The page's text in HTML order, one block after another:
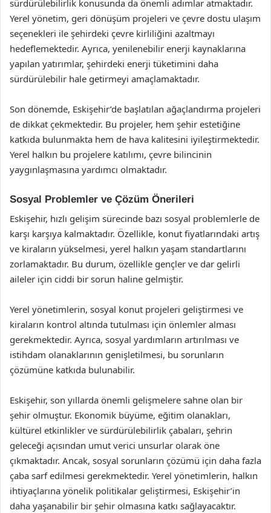
sürdürülebilirlik konusunda da önemli adımlar atmaktadır.
Yerel yönetim, geri dönüşüm projeleri ve çevre dostu ulaşım
seçenekleri ile şehirdeki çevre kirliliğini azaltmayı
hedeflemektedir. Ayrıca, yenilenebilir enerji kaynaklarına
yapılan yatırımlar, şehirdeki enerji tüketimini daha
sürdürülebilir hale getirmeyi amaçlamaktadır.
Son dönemde, Eskişehir’de başlatılan ağaçlandırma projeleri
de dikkat çekmektedir. Bu projeler, hem şehir estetiğine
katkıda bulunmakta hem de hava kalitesini iyileştirmektedir.
Yerel halkın bu projelere katılımı, çevre bilincinin
yaygınlaşmasına yardımcı olmaktadır.
Sosyal Problemler ve Çözüm Önerileri
Eskişehir, hızlı gelişim sürecinde bazı sosyal problemlerle de
karşı karşıya kalmaktadır. Özellikle, konut fiyatlarındaki artış
ve kiraların yükselmesi, yerel halkın yaşam standartlarını
zorlamaktadır. Bu durum, özellikle gençler ve dar gelirli
aileler için ciddi bir sorun haline gelmiştir.
Yerel yönetimlerin, sosyal konut projeleri geliştirmesi ve
kiraların kontrol altında tutulması için önlemler alması
gerekmektedir. Ayrıca, sosyal yardımların artırılması ve
istihdam olanaklarının genişletilmesi, bu sorunların
çözümüne katkıda bulunabilir.
Eskişehir, son yıllarda önemli gelişmelere sahne olan bir
şehir olmuştur. Ekonomik büyüme, eğitim olanakları,
kültürel etkinlikler ve sürdürülebilirlik çabaları, şehrin
geleceği açısından umut verici unsurlar olarak öne
çıkmaktadır. Ancak, sosyal sorunların çözümü için daha fazla
çaba sarf edilmesi gerekmektedir. Yerel yönetimlerin, halkın
ihtiyaçlarına yönelik politikalar geliştirmesi, Eskişehir’in
daha yaşanabilir bir şehir olmasına katkı sağlayacaktır.